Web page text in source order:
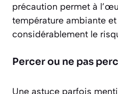
précaution permet à
température ambiante
considérablement le
Percer ou ne pas
Une astuce parfois